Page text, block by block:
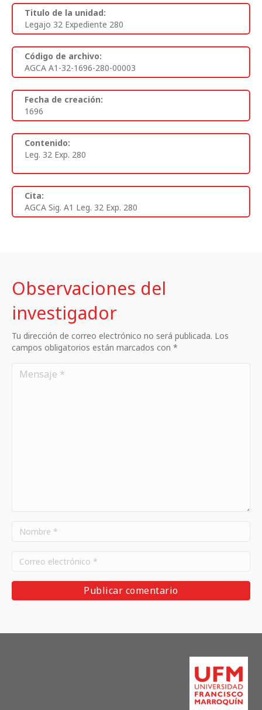
Titulo de la unidad:
Legajo 32 Expediente 280
Código de archivo:
AGCA A1-32-1696-280-00003
Fecha de creación:
1696
Contenido:
Leg. 32 Exp. 280
Cita:
AGCA Sig. A1 Leg. 32 Exp. 280
Observaciones del
investigador
Tu dirección de correo electrónico no será publicada. Los
campos obligatorios están marcados con *